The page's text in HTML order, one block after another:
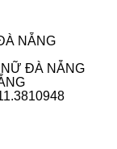
NẴNG
NỮ ĐÀ NẴNG